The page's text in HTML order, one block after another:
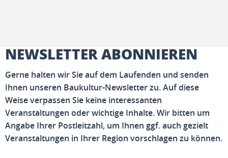
NEWSLETTER ABONNIEREN
Gerne halten wir Sie auf dem Laufenden und senden
Ihnen unseren Baukultur-Newsletter zu. Auf diese
Weise verpassen Sie keine interessanten
Veranstaltungen oder wichtige Inhalte. Wir bitten um
Angabe Ihrer Postleitzahl, um Ihnen ggf. auch gezielt
Veranstaltungen in Ihrer Region vorschlagen zu können.